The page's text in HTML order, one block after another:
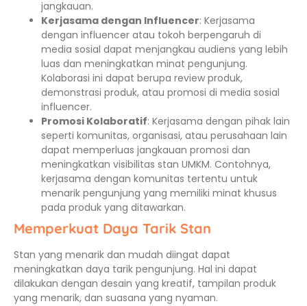
jangkauan.
Kerjasama dengan Influencer: Kerjasama
dengan influencer atau tokoh berpengaruh di
media sosial dapat menjangkau audiens yang lebih
luas dan meningkatkan minat pengunjung.
Kolaborasi ini dapat berupa review produk,
demonstrasi produk, atau promosi di media sosial
influencer.
Promosi Kolaboratif: Kerjasama dengan pihak lain
seperti komunitas, organisasi, atau perusahaan lain
dapat memperluas jangkauan promosi dan
meningkatkan visibilitas stan UMKM. Contohnya,
kerjasama dengan komunitas tertentu untuk
menarik pengunjung yang memiliki minat khusus
pada produk yang ditawarkan.
Memperkuat Daya Tarik Stan
Stan yang menarik dan mudah diingat dapat
meningkatkan daya tarik pengunjung. Hal ini dapat
dilakukan dengan desain yang kreatif, tampilan produk
yang menarik, dan suasana yang nyaman.